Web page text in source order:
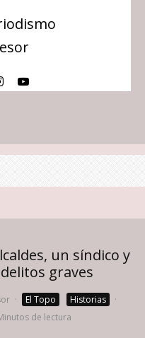
un síndico y
graves
· El Topo Historias
·
de lectura